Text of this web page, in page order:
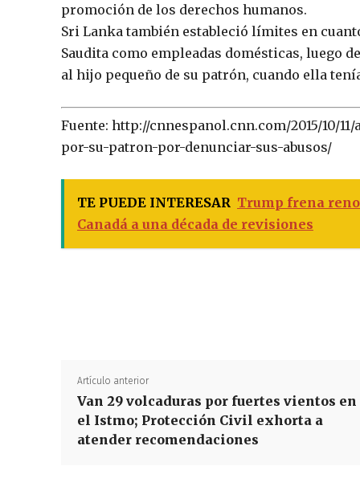
promoción de los derechos humanos.
Sri Lanka también estableció límites en
Saudita como empleadas domésticas, luego
al hijo pequeño de su patrón, cuando ella
Fuente: http://cnnespanol.cnn.com/2015/10/
por-su-patron-por-denunciar-sus-abusos/
TE PUEDE INTERESAR Trump frena
Canadá a una década de revisiones
Artículo anterior
Van 29 volcaduras por fuertes vientos en
el Istmo; Protección Civil exhorta a
atender recomendaciones